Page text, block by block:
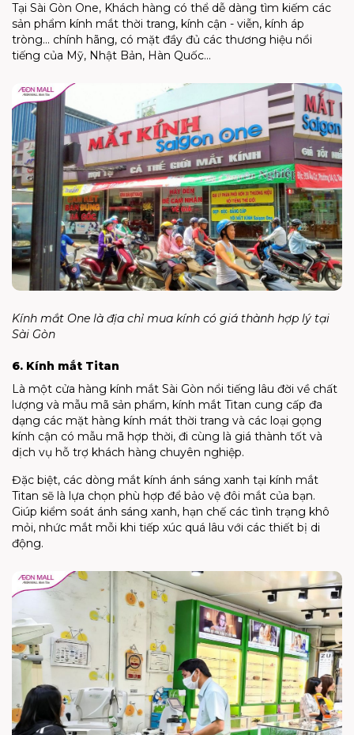
Tại Sài Gòn One, Khách hàng có thể dễ dàng tìm kiếm các
sản phẩm kính mắt thời trang, kính cận - viễn, kính áp
tròng… chính hãng, có mặt đầy đủ các thương hiệu nổi
tiếng của Mỹ, Nhật Bản, Hàn Quốc…
Kính mắt One là địa chỉ mua kính có giá thành hợp lý tại
Sài Gòn
6. Kính mắt Titan
Là một cửa hàng kính mắt Sài Gòn nổi tiếng lâu đời về chất
lượng và mẫu mã sản phẩm, kính mắt Titan cung cấp đa
dạng các mặt hàng kính mát thời trang và các loại gọng
kính cận có mẫu mã hợp thời, đi cùng là giá thành tốt và
dịch vụ hỗ trợ khách hàng chuyên nghiệp.
Đặc biệt, các dòng mắt kính ánh sáng xanh tại kính mắt
Titan sẽ là lựa chọn phù hợp để bảo vệ đôi mắt của bạn.
Giúp kiểm soát ánh sáng xanh, hạn chế các tình trạng khô
mỏi, nhức mắt mỗi khi tiếp xúc quá lâu với các thiết bị di
động.